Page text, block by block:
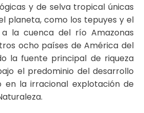
y de selva tropical únicas
planeta, como los tepuyes y el
la cuenca del río Amazonas
ocho países de América del
la fuente principal de riqueza
el predominio del desarrollo
en la irracional explotación de